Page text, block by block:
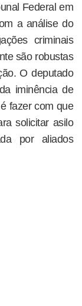
Federal em
a análise do
criminais
são robustas
O deputado
iminência de
fazer com que
solicitar asilo
por aliados